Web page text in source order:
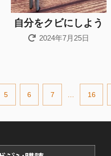
自分をクビにしよう
2024年7月25日
5 6 7 16